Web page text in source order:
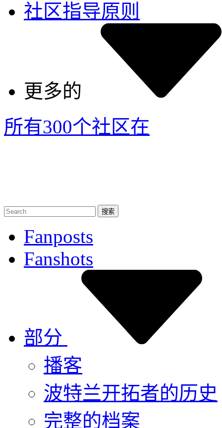
社区指导原则
更多的
所有300个社区在
Fanposts
Fanshots
部分
播客
波特兰开拓者的历史
完整的档案